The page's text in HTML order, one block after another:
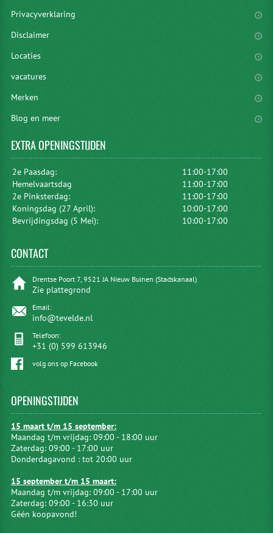
Privacyverklaring
Disclaimer
Locaties
vacatures
Merken
Blog en meer
EXTRAOPENINGSTIJDEN
2e Paasdag:
11:00-17:00
Hemelvaartsdag
11:00-17:00
2e Pinksterdag:
11:00-17:00
Koningsdag (27 April):
10:00-17:00
Bevrijdingsdag (5 Mei):
10:00-17:00
CONTACT
Drentse Poort 7, 9521 JA Nieuw Buinen (Stadskanaal)
Zie plattegrond
Email:
info@tevelde.nl
Telefoon:
+31 (0) 599 613946
volg ons op Facebook
OPENINGSTIJDEN
15 maart t/m 15 september:
Maandag t/m vrijdag: 09:00 - 18:00 uur
Zaterdag: 09:00 - 17:00 uur
Donderdagavond : tot 20:00 uur
15 september t/m 15 maart:
Maandag t/m vrijdag: 09:00 - 17:00 uur
Zaterdag: 09:00 - 16:30 uur
Géén koopavond!